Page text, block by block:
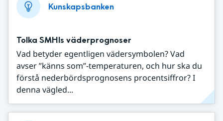
Kunskapsbanken
Tolka SMHIs väderprognoser
Vad betyder egentligen vädersymbolen? Vad
avser ”känns som”-temperaturen, och hur ska du
förstå nederbördsprognosens procentsiffror? I
denna vägled...